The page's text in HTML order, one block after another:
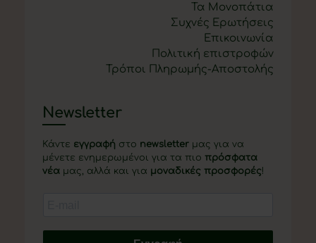
Τα Μονοπάτια
Συχνές Ερωτήσεις
Επικοινωνία
Πολιτική επιστροφών
Τρόποι Πληρωμής-Αποστολής
Newsletter
Κάντε εγγραφή στο newsletter μας για να
μένετε ενημερωμένοι για τα πιο πρόσφατα
νέα μας, αλλά και για μοναδικές προσφορές!